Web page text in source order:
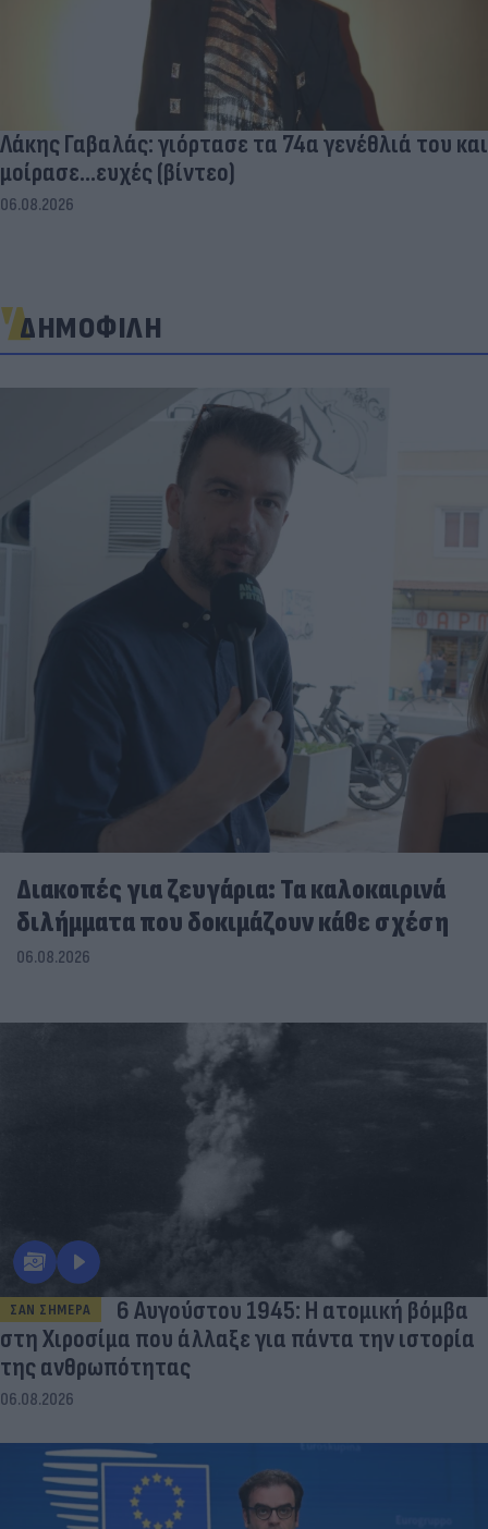
Λάκης Γαβαλάς: γιόρτασε τα 74α γενέθλιά του και
μοίρασε...ευχές (βίντεο)
06.08.2026
ΔΗΜΟΦΙΛΗ
Διακοπές για ζευγάρια: Τα καλοκαιρινά
διλήμματα που δοκιμάζουν κάθε σχέση
06.08.2026
ΣΑΝ ΣΗΜΕΡΑ
6 Αυγούστου 1945: Η ατομική βόμβα
στη Χιροσίμα που άλλαξε για πάντα την ιστορία
της ανθρωπότητας
06.08.2026